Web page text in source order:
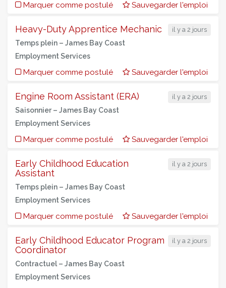
Marquer comme postulé Sauvegarder l'emploi
il y a 2 jours
Heavy-Duty Apprentice Mechanic
Temps plein – James Bay Coast
Employment Services
Marquer comme postulé Sauvegarder l'emploi
il y a 2 jours
Engine Room Assistant (ERA)
Saisonnier – James Bay Coast
Employment Services
Marquer comme postulé Sauvegarder l'emploi
il y a 2 jours
Early Childhood Education
Assistant
Temps plein – James Bay Coast
Employment Services
Marquer comme postulé Sauvegarder l'emploi
il y a 2 jours
Early Childhood Educator Program
Coordinator
Contractuel – James Bay Coast
Employment Services